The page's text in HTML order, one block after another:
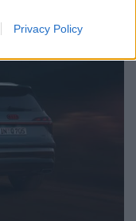
Privacy Policy